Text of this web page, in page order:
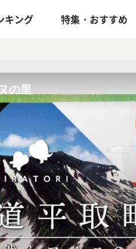
キング 特集・おすすめ
の里